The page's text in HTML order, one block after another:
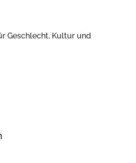
Geschlecht, Kultur und